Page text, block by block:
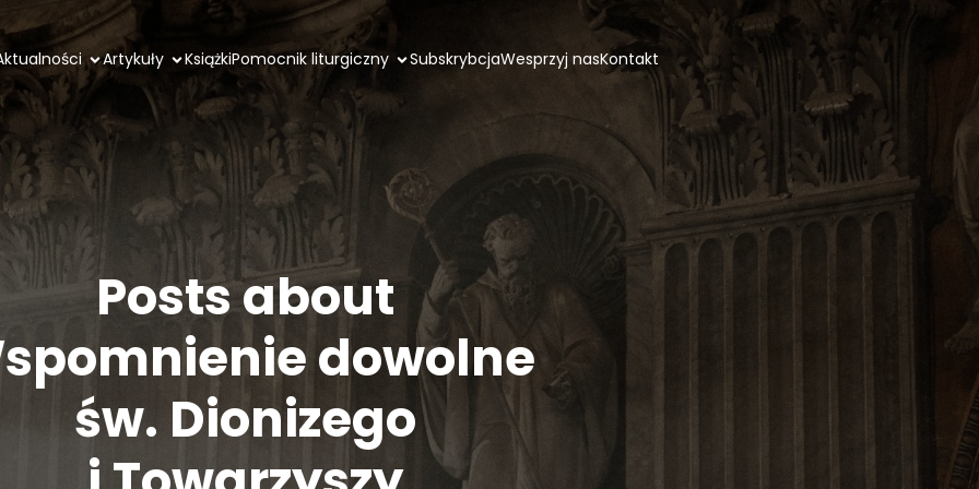
Artykuły KsiążkiPomocnik liturgiczny SubskrybcjaWesprzyj nasKontakt
Posts about
dowolne
św. Dionizego